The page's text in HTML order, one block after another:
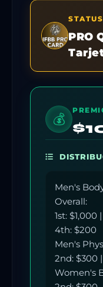
STATUS
PRO
💰
Men's
Overall:
1st: $1,000
4th: $200
Men's
2nd: $300
Women's